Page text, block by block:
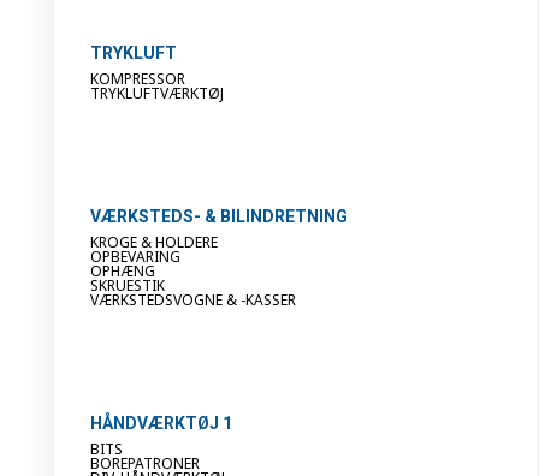
TRYKLUFT
KOMPRESSOR
TRYKLUFTVÆRKTØJ
VÆRKSTEDS- & BILINDRETNING
KROGE & HOLDERE
OPBEVARING
OPHÆNG
SKRUESTIK
VÆRKSTEDSVOGNE & -KASSER
HÅNDVÆRKTØJ 1
BITS
BOREPATRONER